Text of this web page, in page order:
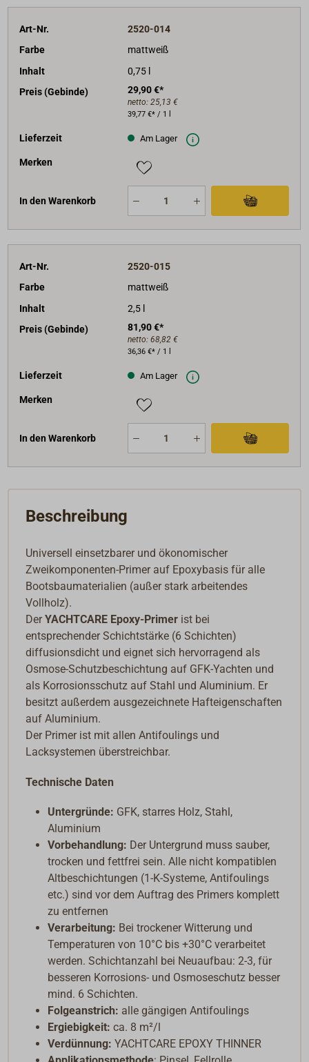
Art-Nr.
2520-014
Farbe
mattweiß
Inhalt
0,75 l
Preis (Gebinde)
29,90 €*
netto: 25,13 €
39,77 €* / 1 l
Lieferzeit Am Lager
Merken
In den Warenkorb
Art-Nr.
2520-015
Farbe
mattweiß
Inhalt
2,5 l
Preis (Gebinde)
81,90 €*
netto: 68,82 €
36,36 €* / 1 l
Lieferzeit Am Lager
Merken
In den Warenkorb
Beschreibung
Universell einsetzbarer und ökonomischer
Zweikomponenten-Primer auf Epoxybasis für alle
Bootsbaumaterialien (außer stark arbeitendes
Vollholz).
DerYACHTCARE Epoxy-Primer ist bei
entsprechender Schichtstärke (6 Schichten)
diffusionsdicht und eignet sich hervorragend als
Osmose-Schutzbeschichtung auf GFK-Yachten und
als Korrosionsschutz auf Stahl und Aluminium. Er
besitzt außerdem ausgezeichnete Hafteigenschaften
auf Aluminium.
Der Primer ist mit allen Antifoulings und
Lacksystemen überstreichbar.
Technische Daten
Untergründe: GFK, starres Holz, Stahl,
Aluminium
Vorbehandlung: Der Untergrund muss sauber,
trocken und fettfrei sein. Alle nicht kompatiblen
Altbeschichtungen (1-K-Systeme, Antifoulings
etc.) sind vor dem Auftrag des Primers komplett
zu entfernen
Verarbeitung: Bei trockener Witterung und
Temperaturen von 10°C bis +30°C verarbeitet
werden. Schichtanzahl bei Neuaufbau: 2-3, für
besseren Korrosions- und Osmoseschutz besser
mind. 6 Schichten.
Folgeanstrich: alle gängigen Antifoulings
Ergiebigkeit: ca. 8 m²/l
Verdünnung: YACHTCARE EPOXY THINNER